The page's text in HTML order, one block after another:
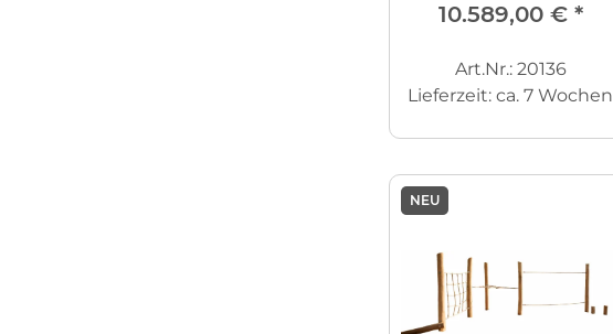
10.589,00 € *
Art.Nr.: 20136
Lieferzeit: ca. 7 Wochen
NEU